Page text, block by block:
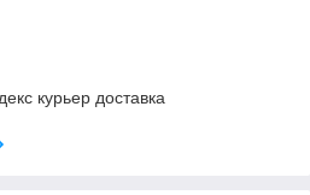
курьер доставка